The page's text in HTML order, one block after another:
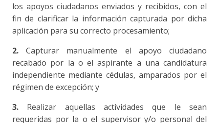
los apoyos ciudadanos enviados y recibidos, con el
fin de clarificar la información capturada por dicha
aplicación para su correcto procesamiento;
2. Capturar manualmente el apoyo ciudadano
recabado por la o el aspirante a una candidatura
independiente mediante cédulas, amparados por el
régimen de excepción; y
3. Realizar aquellas actividades que le sean
requeridas por la o el supervisor y/o personal del